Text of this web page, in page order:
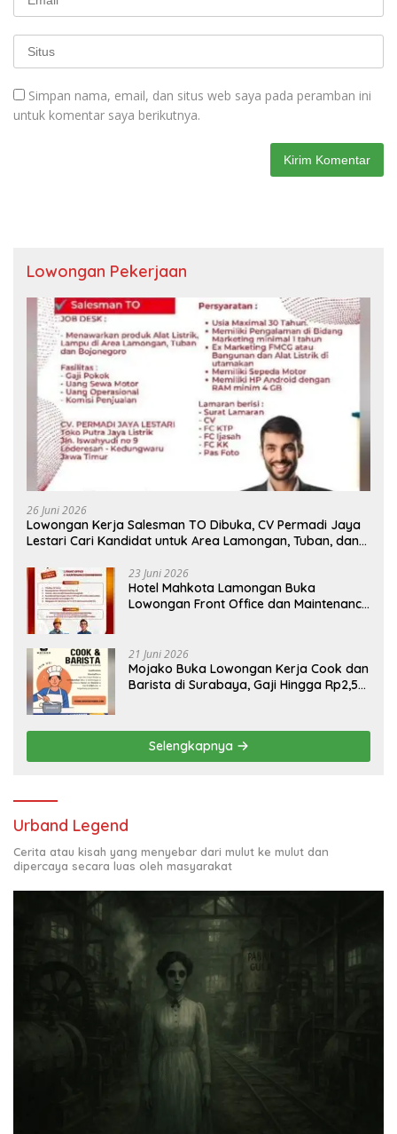
Simpan nama, email, dan situs web saya pada peramban ini
untuk komentar saya berikutnya.
Lowongan Pekerjaan
26 Juni 2026
Lowongan Kerja Salesman TO Dibuka, CV Permadi Jaya
Lestari Cari Kandidat untuk Area Lamongan, Tuban, dan
23 Juni 2026
Hotel Mahkota Lamongan Buka
Lowongan Front Office dan Maintenance
21 Juni 2026
Mojako Buka Lowongan Kerja Cook dan
Barista di Surabaya, Gaji Hingga Rp2,5
Selengkapnya
Urband Legend
Cerita atau kisah yang menyebar dari mulut ke mulut dan
dipercaya secara luas oleh masyarakat